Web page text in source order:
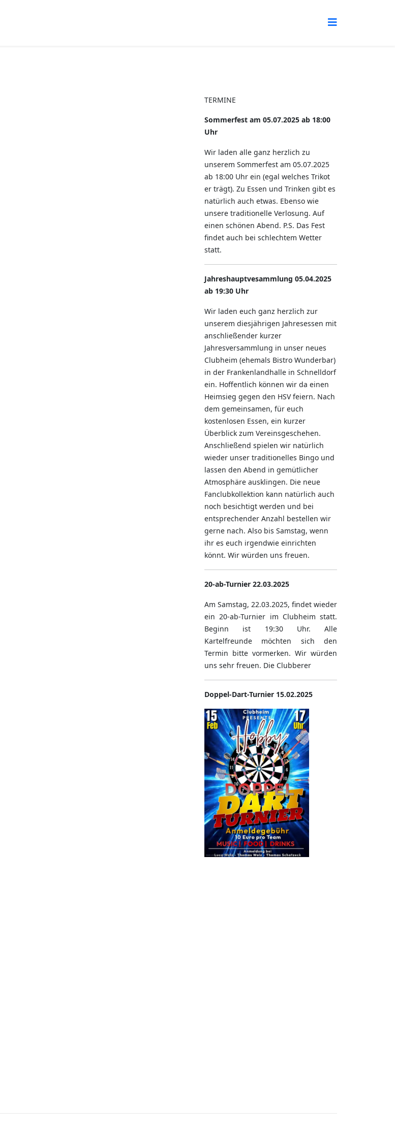
TERMINE
Sommerfest am 05.07.2025 ab 18:00
Uhr
Wir laden alle ganz herzlich zu
unserem Sommerfest am 05.07.2025
ab 18:00 Uhr ein (egal welches Trikot
er trägt). Zu Essen und Trinken gibt es
natürlich auch etwas. Ebenso wie
unsere traditionelle Verlosung. Auf
einen schönen Abend. P.S. Das Fest
findet auch bei schlechtem Wetter
statt.
Jahreshauptvesammlung 05.04.2025
ab 19:30 Uhr
Wir laden euch ganz herzlich zur
unserem diesjährigen Jahresessen mit
anschließender kurzer
Jahresversammlung in unser neues
Clubheim (ehemals Bistro Wunderbar)
in der Frankenlandhalle in Schnelldorf
ein. Hoffentlich können wir da einen
Heimsieg gegen den HSV feiern. Nach
dem gemeinsamen, für euch
kostenlosen Essen, ein kurzer
Überblick zum Vereinsgeschehen.
Anschließend spielen wir natürlich
wieder unser traditionelles Bingo und
lassen den Abend in gemütlicher
Atmosphäre ausklingen. Die neue
Fanclubkollektion kann natürlich auch
noch besichtigt werden und bei
entsprechender Anzahl bestellen wir
gerne nach. Also bis Samstag, wenn
ihr es euch irgendwie einrichten
könnt. Wir würden uns freuen.
20-ab-Turnier 22.03.2025
Am Samstag, 22.03.2025, findet wieder
ein 20-ab-Turnier im Clubheim statt.
Beginn ist 19:30 Uhr. Alle
Kartelfreunde möchten sich den
Termin bitte vormerken. Wir würden
uns sehr freuen. Die Clubberer
Doppel-Dart-Turnier 15.02.2025